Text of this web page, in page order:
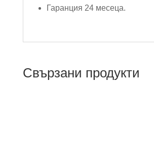
Гаранция 24 месеца.
Свързани продукти